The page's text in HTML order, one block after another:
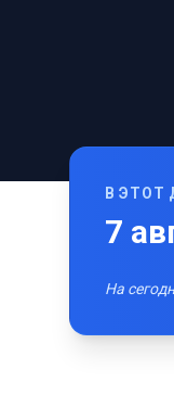
В ЭТОТ
7
На